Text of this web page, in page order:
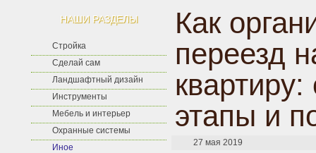
НАШИ РАЗДЕЛЫ
Стройка
Сделай сам
Ландшафтный дизайн
Инструменты
Мебель и интерьер
Охранные системы
Иное
Как
переезд
этапы и
27 мая 2019